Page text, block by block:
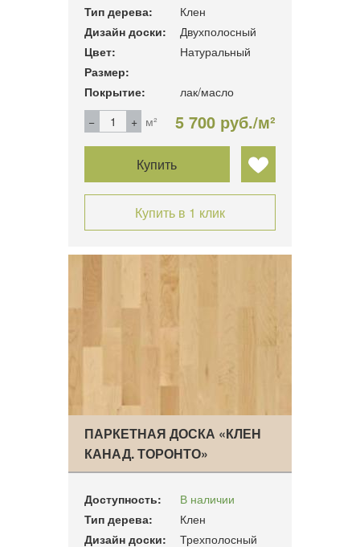
Тип дерева:
Клен
Дизайн доски:
Двухполосный
Цвет:
Натуральный
Размер:
Покрытие:
лак/масло
м²
5 700 руб./м²
Купить
Купить в 1 клик
ПАРКЕТНАЯ ДОСКА «КЛЕН
КАНАД. ТОРОНТО»
Доступность:
В наличии
Тип дерева:
Клен
Дизайн доски:
Трехполосный